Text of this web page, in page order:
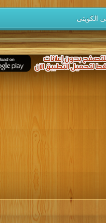
كتب 1986 كتب 1985
كتب 1977 كتب 1976
كتب 1968 كتب 1967
كتب 1959 كتب 1958
كتب 1950 كتب 1949
كتب 1922
كتب 1904
الكويتى